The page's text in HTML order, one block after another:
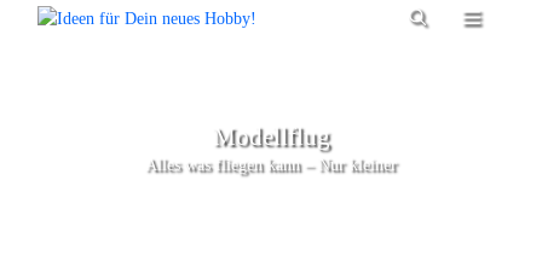
Menü
Modellflug
Alles was fliegen kann – Nur kleiner